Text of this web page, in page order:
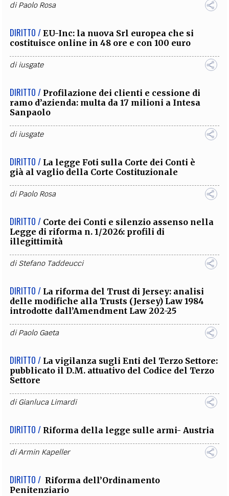
diPaolo Rosa
DIRITTO / EU-Inc: la nuova Srl europea che si
costituisce online in 48 ore e con 100 euro
diiusgate
DIRITTO / Profilazione dei clienti e cessione di
ramo d’azienda: multa da 17 milioni a Intesa
Sanpaolo
diiusgate
DIRITTO / La legge Foti sulla Corte dei Conti è
già al vaglio della Corte Costituzionale
diPaolo Rosa
DIRITTO / Corte dei Conti e silenzio assenso nella
Legge di riforma n. 1/2026: profili di
illegittimità
diStefano Taddeucci
DIRITTO / La riforma del Trust di Jersey: analisi
delle modifiche alla Trusts (Jersey) Law 1984
introdotte dall’Amendment Law 202-25
diPaolo Gaeta
DIRITTO / La vigilanza sugli Enti del Terzo Settore:
pubblicato il D.M. attuativo del Codice del Terzo
Settore
diGianluca Limardi
DIRITTO / Riforma della legge sulle armi- Austria
diArmin Kapeller
DIRITTO / Riforma dell’Ordinamento
Penitenziario